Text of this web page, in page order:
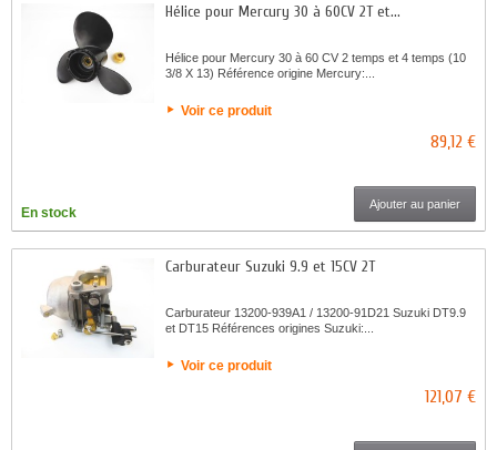
Hélice pour Mercury 30 à 60CV 2T et...
Hélice pour Mercury 30 à 60 CV 2 temps et 4 temps (10
3/8 X 13) Référence origine Mercury:...
Voir ce produit
89,12 €
En stock
Ajouter au panier
Carburateur Suzuki 9.9 et 15CV 2T
Carburateur 13200-939A1 / 13200-91D21 Suzuki DT9.9
et DT15 Références origines Suzuki:...
Voir ce produit
121,07 €